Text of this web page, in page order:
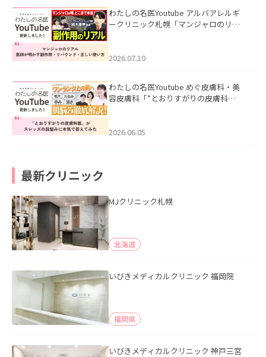
わたしの名医Youtube アルバアレルギ
ークリニック札幌「マンジャロのリア
た。
2026.07.10
わたしの名医Youtube めぐ皮膚科・美
容皮膚科「”とおりすがりの皮膚科
2026.06.05
最新クリニック
MJクリニック札幌
北海道
いびきメディカルクリニック 福岡院
福岡県
いびきメディカルクリニック 神戸三宮